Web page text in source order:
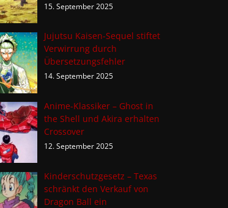
15. September 2025
Jujutsu Kaisen-Sequel stiftet
Verwirrung durch
Übersetzungsfehler
14. September 2025
Anime-Klassiker – Ghost in
the Shell und Akira erhalten
Crossover
12. September 2025
Kinderschutzgesetz – Texas
schränkt den Verkauf von
Dragon Ball ein